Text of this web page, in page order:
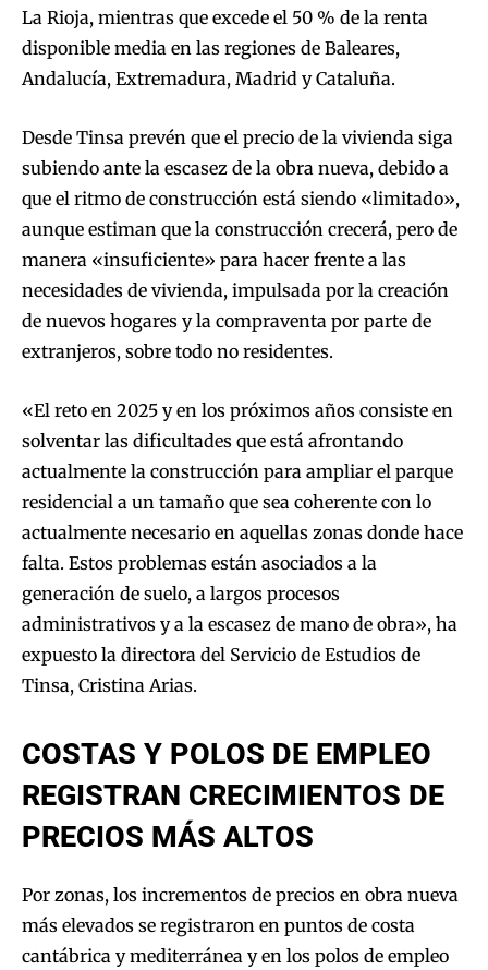
La Rioja, mientras que excede el 50 % de la renta
disponible media en las regiones de Baleares,
Andalucía, Extremadura, Madrid y Cataluña.
Desde Tinsa prevén que el precio de la vivienda siga
subiendo ante la escasez de la obra nueva, debido a
que el ritmo de construcción está siendo «limitado»,
aunque estiman que la construcción crecerá, pero de
manera «insuficiente» para hacer frente a las
necesidades de vivienda, impulsada por la creación
de nuevos hogares y la compraventa por parte de
extranjeros, sobre todo no residentes.
«El reto en 2025 y en los próximos años consiste en
solventar las dificultades que está afrontando
actualmente la construcción para ampliar el parque
residencial a un tamaño que sea coherente con lo
actualmente necesario en aquellas zonas donde hace
falta. Estos problemas están asociados a la
generación de suelo, a largos procesos
administrativos y a la escasez de mano de obra», ha
expuesto la directora del Servicio de Estudios de
Tinsa, Cristina Arias.
COSTAS Y POLOS DE EMPLEO
REGISTRAN CRECIMIENTOS DE
PRECIOS MÁS ALTOS
Por zonas, los incrementos de precios en obra nueva
más elevados se registraron en puntos de costa
cantábrica y mediterránea y en los polos de empleo